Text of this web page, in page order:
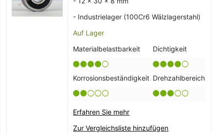
- Industrielager (100Cr6 Wälzlagerstahl)
Auf Lager
Materialbelastbarkeit
Dichtigkeit
Korrosionsbeständigkeit Drehzahlbereich
Erfahren Sie mehr
Zur Vergleichsliste hinzufügen